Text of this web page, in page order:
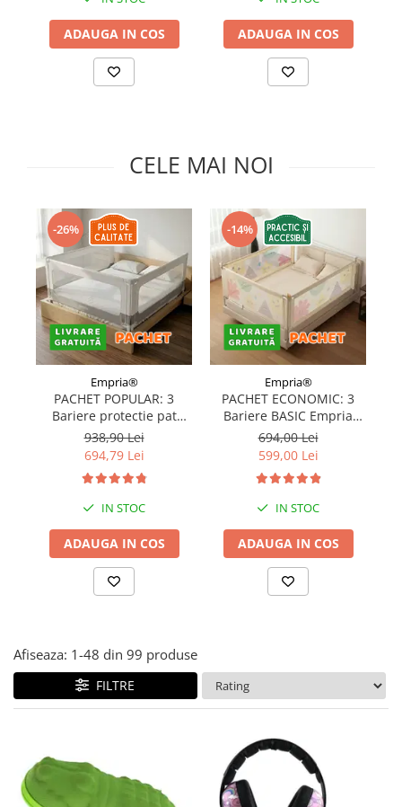
Somnul bebelusului
Carucioare si scaune auto
Tarcuri copii / bebelusi
Igiena si ingrijire bebelusi
Perne si saltele bebelusi
Diversificare bebelusi
Baia bebelusului
Maternitate
Jucarii copii si jocuri educative
Jucarii dentitie
Jocuri educative
Jucarii bebelusi
Covorase ortopedice senzoriale
Cuburi magnetice JollyHeap®
Stickere decorative
Covorase de joaca
Siguranta animale companie
Carduri Cadou
Produse Sub 50 Lei
Resigilate
ADAUGA IN COS ADAUGA IN COS
CELE MAI NOI
-26%
Empria®
PACHET POPULAR: 3
Bariere protectie pat
copii, SELECT, 160x200
cm
938,90 Lei
694,79 Lei
IN STOC
ADAUGA IN COS
-14%
Empria®
PACHET ECONOMIC: 3
Bariere BASIC Empria
protectie pat 160X200 cm
+ bara stabilizatoare
694,00 Lei
599,00 Lei
IN STOC
ADAUGA IN COS
Afiseaza: 1-48 din 99 produse
FILTRE